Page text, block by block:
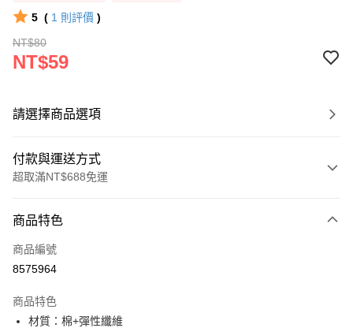
5 ( 1 則評價 )
NT$80
NT$59
請選擇商品選項
付款與運送方式
超取滿NT$688免運
信用卡一次付款
超商取貨付款
Apple Pay
商品特色
商品編號
8575964
商品特色
材質：棉+彈性纖維